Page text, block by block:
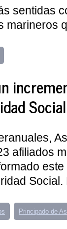
sentidas
marineros
afiliados
Principado de